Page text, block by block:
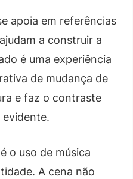
apoia em referências
a construir a
é uma experiência
de mudança de
e faz o contraste
o uso de música
A cena não